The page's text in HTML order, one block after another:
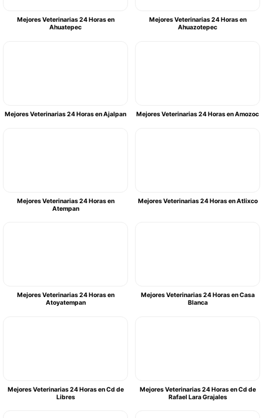
Mejores Veterinarias 24 Horas en
Ahuatepec
Mejores Veterinarias 24 Horas en
Ahuazotepec
Mejores Veterinarias 24 Horas en Ajalpan Mejores Veterinarias 24 Horas en Amozoc
Mejores Veterinarias 24 Horas en
Atempan
Mejores Veterinarias 24 Horas en Atlixco
Mejores Veterinarias 24 Horas en
Atoyatempan
Mejores Veterinarias 24 Horas en Casa
Blanca
Mejores Veterinarias 24 Horas en Cd de
Libres
Mejores Veterinarias 24 Horas en Cd de
Rafael Lara Grajales